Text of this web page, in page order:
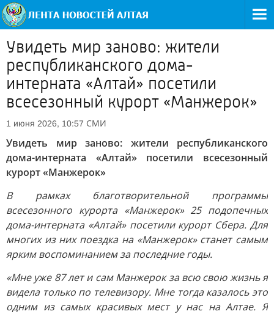
Увидеть мир заново: жители
республиканского дома-
интерната «Алтай» посетили
всесезонный курорт «Манжерок»
1 июня 2026, 10:57 СМИ
Увидеть мир заново: жители республиканского
дома-интерната «Алтай» посетили всесезонный
курорт «Манжерок»
В рамках благотворительной программы
всесезонного курорта «Манжерок» 25 подопечных
дома-интерната «Алтай» посетили курорт Сбера. Для
многих из них поездка на «Манжерок» станет самым
ярким воспоминанием за последние годы.
«Мне уже 87 лет и сам Манжерок за всю свою жизнь я
видела только по телевизору. Мне тогда казалось это
одним из самых красивых мест у нас на Алтае. Я